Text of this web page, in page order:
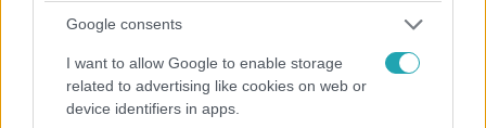
Google consents
I want to allow Google to enable storage
related to advertising like cookies on web or
device identifiers in apps.
Baleset-bűnügy
2023. március 12. 6:32